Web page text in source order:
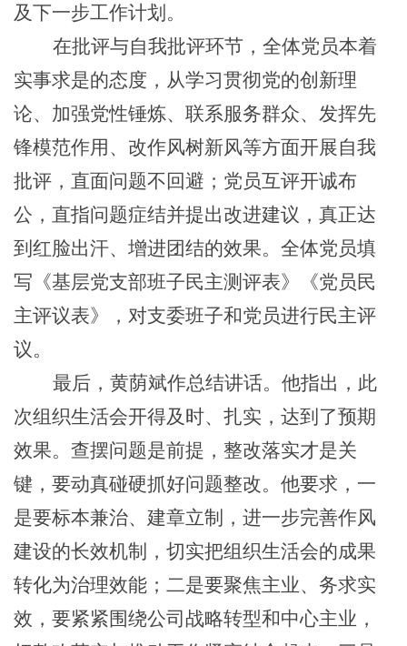
及下一步工作计划。
在批评与自我批评环节，全体党员本着
实事求是的态度，从学习贯彻党的创新理
论、加强党性锤炼、联系服务群众、发挥先
锋模范作用、改作风树新风等方面开展自我
批评，直面问题不回避；党员互评开诚布
公，直指问题症结并提出改进建议，真正达
到红脸出汗、增进团结的效果。全体党员填
写《基层党支部班子民主测评表》《党员民
主评议表》，对支委班子和党员进行民主评
议。
最后，黄荫斌作总结讲话。他指出，此
次组织生活会开得及时、扎实，达到了预期
效果。 查摆问题是前提，整改落实才是关
键 ， 要动真碰硬抓好问题整改。 他要求， 一
是要标本兼治、建章立制 ， 进一步完善作风
建设的长效机制，切实把组织生活会的成果
转化为治理效能 ； 二是要聚焦主业、务求实
效 ， 要紧紧围绕公司战略转型和中心主业，